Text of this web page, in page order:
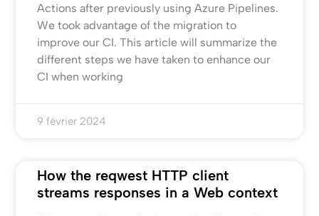
Actions after previously using Azure Pipelines.
We took advantage of the migration to
improve our CI. This article will summarize the
different steps we have taken to enhance our
CI when working
9 février 2024
How the reqwest HTTP client
streams responses in a Web context